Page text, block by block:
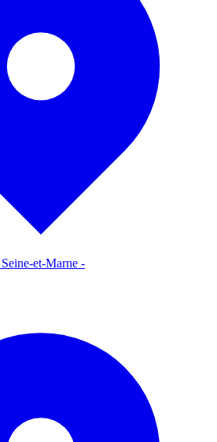
Seine-et-Marne -